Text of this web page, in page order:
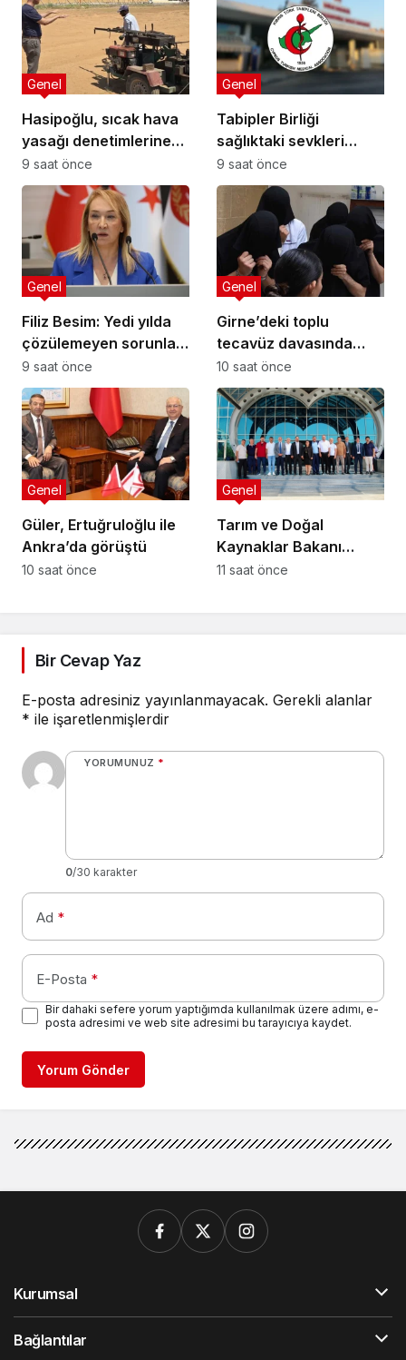
Hasipoğlu, sıcak hava
yasağı denetimlerine
sahada katıldı
Genel
9 saat önce
Tabipler Birliği
sağlıktaki sevkleri
eleştirdi: Harcamalar
kamuoyuyla
paylaşılmalı!
Genel
9 saat önce
Filiz Besim: Yedi yılda
çözülemeyen sorunlar
seçim öncesinde
verilen vaatlerle
çözülemez
Genel
9 saat önce
Girne’deki toplu
tecavüz davasında
karar: 5 sanığa toplam
55 yıl hapis
Genel
10 saat önce
Güler, Ertuğruloğlu ile
Ankra’da görüştü
Genel
10 saat önce
Tarım ve Doğal
Kaynaklar Bakanı
Çavuş “Büyük Harup
Genel
11 saat önce
Bir Cevap Yaz
E-posta adresiniz yayınlanmayacak. Gerekli alanlar
* ile işaretlenmişlerdir
YORUMUNUZ *
0/30 karakter
Ad *
E-Posta *
Bir dahaki sefere yorum yaptığımda kullanılmak üzere adımı, e-
posta adresimi ve web site adresimi bu tarayıcıya kaydet.
Yorum Gönder
Kurumsal
Bağlantılar